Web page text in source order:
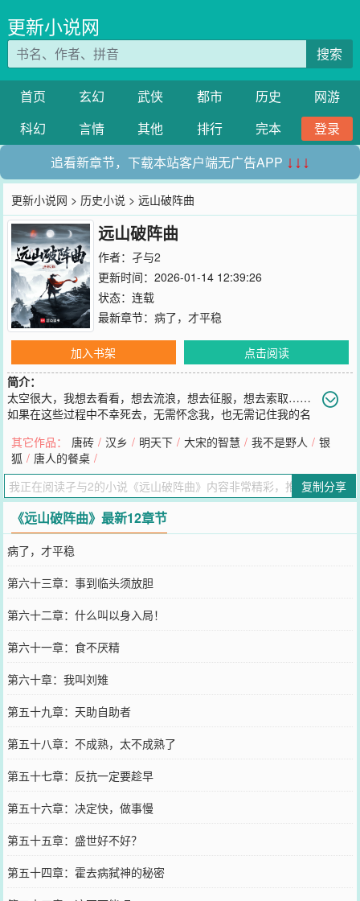
更新小说网
搜索
首页 玄幻 武侠 都市 历史
网游
科幻
言情 其他 排行 完本
登录
追看新章节，下载本站客户端无广告APP ↓↓↓
更新小说网 > 历史小说 > 远山破阵曲
远山破阵曲
作者： 孑与2
更新时间：2026-01-14 12:39:26
状态：连载
最新章节： 病了，才平稳
加入书架
点击阅读
简介：
太空很大，我想去看看，想去流浪，想去征服，想去索取……
如果在这些过程中不幸死去，无需怀念我，也无需记住我的名
芒……
您要是觉得《远山破阵曲
信里的朋友推荐哦！
其它作品： 唐砖 / 汉乡 / 明天下 / 大宋的智慧 / 我不是野人 / 银
狐 / 唐人的餐桌 /
复制分享
《远山破阵曲》最新12章节
病了，才平稳
第六十三章：事到临头须放胆
第六十二章：什么叫以身入局！
第六十一章：食不厌精
第六十章：我叫刘雉
第五十九章：天助自助者
第五十八章：不成熟，太不成熟了
第五十七章：反抗一定要趁早
第五十六章：决定快，做事慢
第五十五章：盛世好不好？
第五十四章：霍去病弑神的秘密